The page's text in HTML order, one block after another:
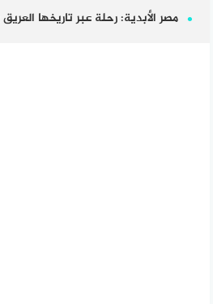
مصر الأبدية: رحلة عبر تاريخها